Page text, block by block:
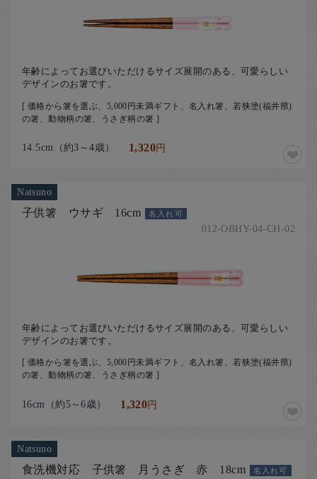
年齢によってお選びいただけるサイズ展開のある、可愛らしい
デザインのお箸です。
[ 価格から箸を選ぶ、5,000円未満ギフト、名入れ箸、若狭塗(福井県)
の箸、動物柄の箸、うさぎ柄の箸 ]
14.5cm（約3～4歳） 1,320円
Natsuno
子供箸 ウサギ 16cm 名入れ可
012-OBHY-04-CH-02
年齢によってお選びいただけるサイズ展開のある、可愛らしい
デザインのお箸です。
[ 価格から箸を選ぶ、5,000円未満ギフト、名入れ箸、若狭塗(福井県)
の箸、動物柄の箸、うさぎ柄の箸 ]
16cm（約5～6歳） 1,320円
Natsuno
食洗機対応 子供箸 月うさぎ 赤 18cm 名入れ可